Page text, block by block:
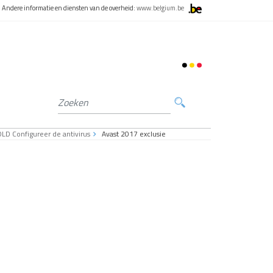
Andere informatie en diensten van de overheid:www.belgium.be
Configureer de antivirus Avast 2017 exclusie